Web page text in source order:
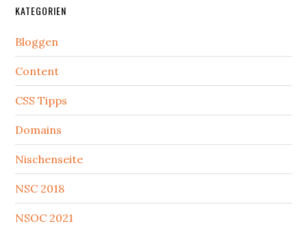
KATEGORIEN
Bloggen
Content
CSS Tipps
Domains
Nischenseite
NSC 2018
NSOC 2021